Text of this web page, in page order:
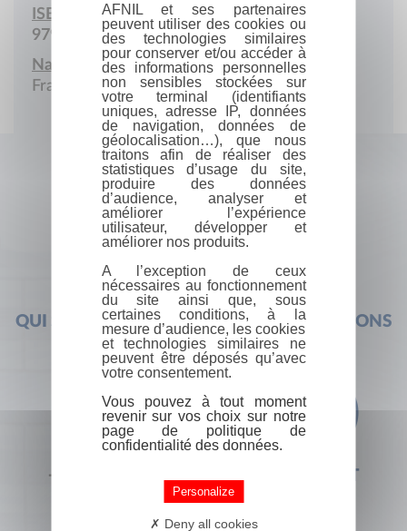
ISBN :
979-10-986893
Nationalité :
France
QUI SOMMES-NOUS ? FOIRE AUX QUESTIONS
+33 (0) 1 44 41 29 19 CONTACT
AFNIL et ses partenaires
peuvent utiliser des cookies ou
des technologies similaires
pour conserver et/ou accéder à
des informations personnelles
non sensibles stockées sur
votre terminal (identifiants
uniques, adresse IP, données
de navigation, données de
géolocalisation…), que nous
traitons afin de réaliser des
statistiques d’usage du site,
produire des données
d’audience, analyser et
améliorer l’expérience
utilisateur, développer et
améliorer nos produits.
A l’exception de ceux
nécessaires au fonctionnement
du site ainsi que, sous
certaines conditions, à la
mesure d’audience, les cookies
et technologies similaires ne
peuvent être déposés qu’avec
votre consentement.
Vous pouvez à tout moment
revenir sur vos choix sur notre
page de politique de
confidentialité des données.
Personalize
Deny all cookies